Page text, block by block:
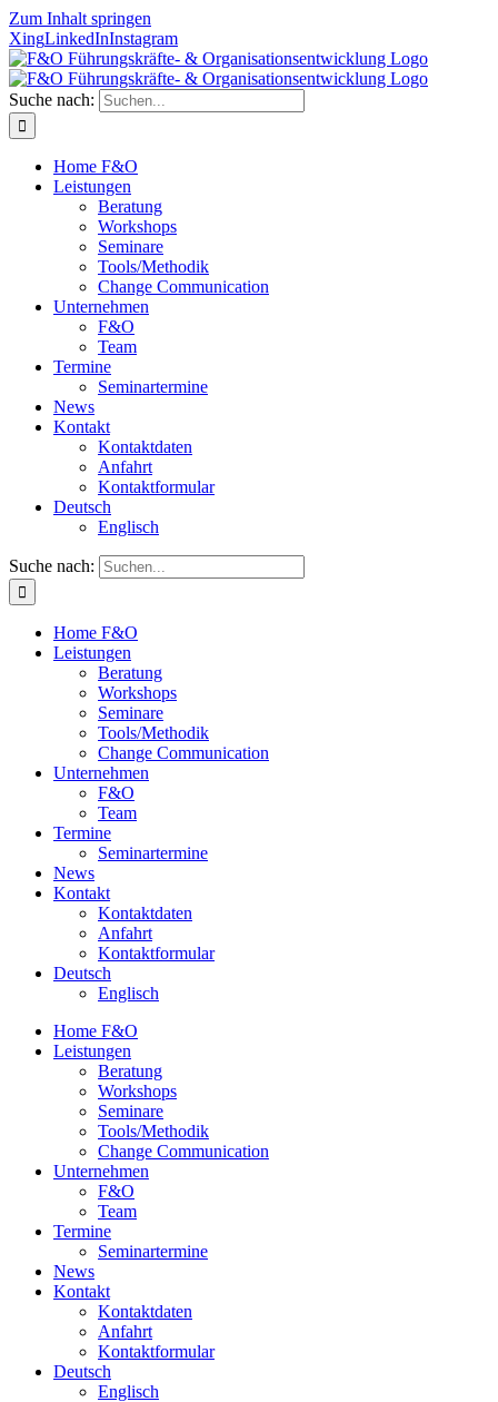
Zum Inhalt springen
XingLinkedInInstagram
Suche nach:
Home F&O
Leistungen
Beratung
Workshops
Seminare
Tools/Methodik
Change Communication
Unternehmen
F&O
Team
Termine
Seminartermine
News
Kontakt
Kontaktdaten
Anfahrt
Kontaktformular
Deutsch
Englisch
Suche nach:
Home F&O
Leistungen
Beratung
Workshops
Seminare
Tools/Methodik
Change Communication
Unternehmen
F&O
Team
Termine
Seminartermine
News
Kontakt
Kontaktdaten
Anfahrt
Kontaktformular
Deutsch
Englisch
Home F&O
Leistungen
Beratung
Workshops
Seminare
Tools/Methodik
Change Communication
Unternehmen
F&O
Team
Termine
Seminartermine
News
Kontakt
Kontaktdaten
Anfahrt
Kontaktformular
Deutsch
Englisch